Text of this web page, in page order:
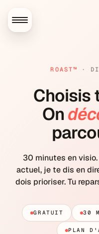
ROAST™ ·
Choisis
On
30 minutes en
actuel, je te dis en
dois prioriser. Tu
GRATUIT 30
PLAN